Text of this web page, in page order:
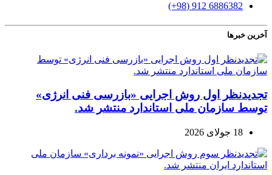
6886382 912 (98+)
آخرین خبرها
تجدیدنظر اول روش اجرایی «بازرسی فنی انرژی»
توسط سازمان ملی استاندارد منتشر شد.
18 جولای 2026